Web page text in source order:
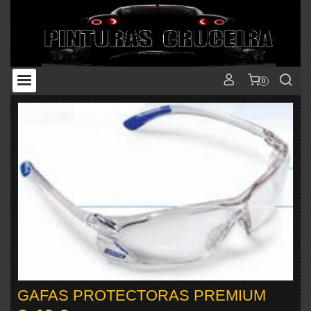
0
GAFAS PROTECTORAS PREMIUM